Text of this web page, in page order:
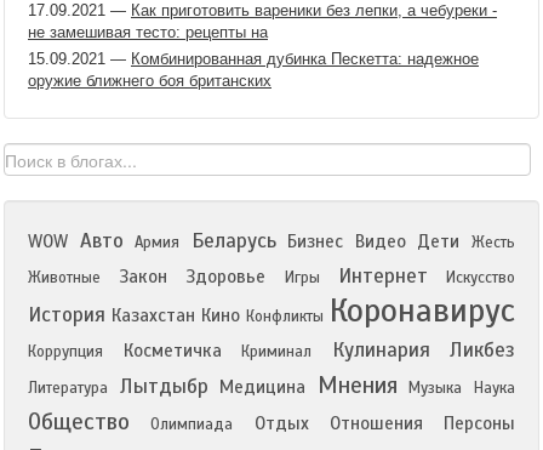
17.09.2021 — Как приготовить вареники без лепки, а чебуреки -
не замешивая тесто: рецепты на
15.09.2021 — Комбинированная дубинка Пескетта: надежное
оружие ближнего боя британских
WOW Авто Армия Беларусь Бизнес Видео Дети
Жесть
Животные
Закон Здоровье Игры Интернет Искусство
История Казахстан Кино Конфликты Коронавирус
Коррупция Косметичка Криминал Кулинария Ликбез
Литература Лытдыбр Медицина Мнения Музыка Наука
Общество Олимпиада Отдых Отношения Персоны